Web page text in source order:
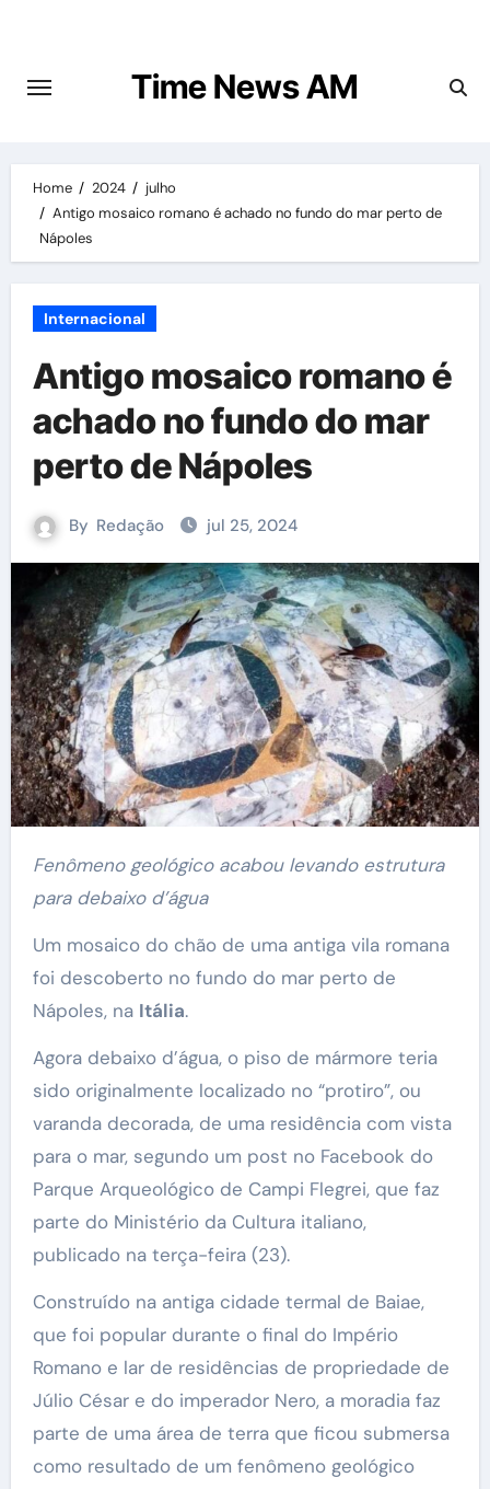
content
Time News AM
Home 2024
julho
Antigo mosaico romano é achado no fundo do mar perto de
Nápoles
Internacional
Antigo mosaico romano é
achado no fundo do mar
perto de Nápoles
By Redação jul 25, 2024
Fenômeno geológico acabou levando estrutura
para debaixo d’água
Um mosaico do chão de uma antiga vila romana
foi descoberto no fundo do mar perto de
Nápoles, na Itália.
Agora debaixo d’água, o piso de mármore teria
sido originalmente localizado no “protiro”, ou
varanda decorada, de uma residência com vista
para o mar, segundo um post no Facebook do
Parque Arqueológico de Campi Flegrei, que faz
parte do Ministério da Cultura italiano,
publicado na terça-feira (23).
Construído na antiga cidade termal de Baiae,
que foi popular durante o final do Império
Romano e lar de residências de propriedade de
Júlio César e do imperador Nero, a moradia faz
parte de uma área de terra que ficou submersa
como resultado de um fenômeno geológico